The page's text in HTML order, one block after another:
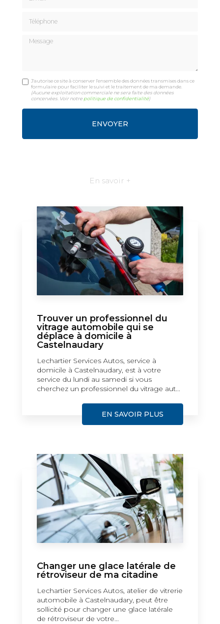
Message
J'autorise ce site à conserver l'ensemble des données transmises dans ce
formulaire pour faciliter le suivi et le traitement de ma demande.
(Aucune exploitation commerciale ne sera faite des données
concervées. Voir notre politique de confidentialité)
En savoir +
Trouver un professionnel du
vitrage automobile qui se
déplace à domicile à
Castelnaudary
Lechartier Services Autos, service à
domicile à Castelnaudary, est à votre
service du lundi au samedi si vous
cherchez un professionnel du vitrage aut...
EN SAVOIR PLUS
Changer une glace latérale de
rétroviseur de ma citadine
Lechartier Services Autos, atelier de vitrerie
automobile à Castelnaudary, peut être
sollicité pour changer une glace latérale
de rétroviseur de votre...